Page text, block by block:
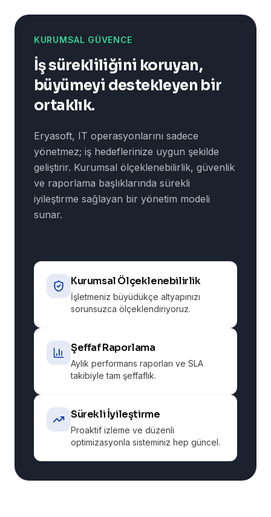
KURUMSAL GÜVENCE
İş sürekliliğini koruyan,
büyümeyi destekleyen bir
ortaklık.
Eryasoft, IT operasyonlarını sadece
yönetmez; iş hedeflerinize uygun şekilde
geliştirir. Kurumsal ölçeklenebilirlik, güvenlik
ve raporlama başlıklarında sürekli
iyileştirme sağlayan bir yönetim modeli
sunar.
Kurumsal Ölçeklenebilirlik
İşletmeniz büyüdükçe altyapınızı
sorunsuzca ölçeklendiriyoruz.
Şeffaf Raporlama
Aylık performans raporları ve SLA
takibiyle tam şeffaflık.
Sürekli İyileştirme
Proaktif izleme ve düzenli
optimizasyonla sisteminiz hep güncel.